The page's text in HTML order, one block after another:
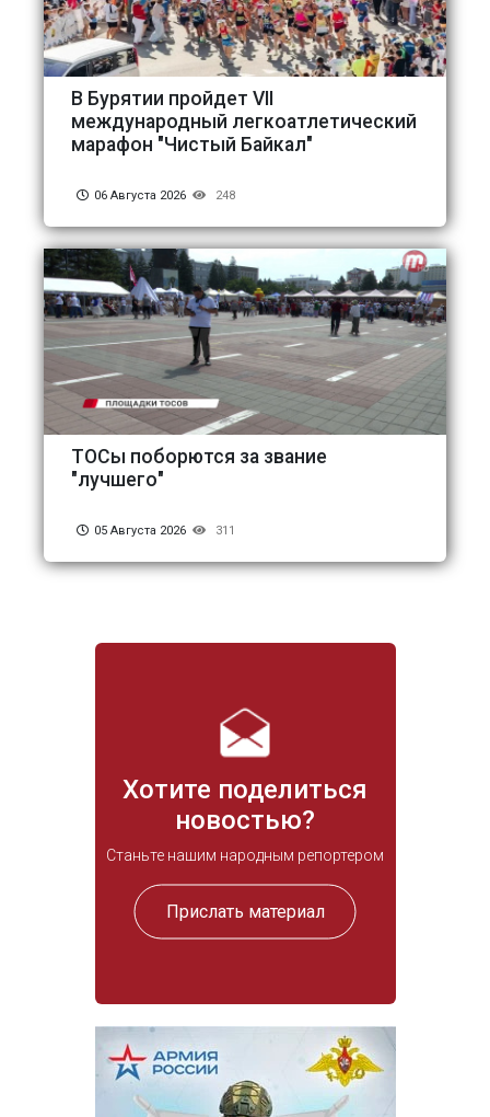
Хотите поделиться
новостью?
Станьте нашим народным репортером
Прислать материал
В Бурятии пройдет VII
международный легкоатлетический
марафон "Чистый Байкал"
06 Августа 2026 248
ТОСы поборются за звание
"лучшего"
05 Августа 2026 311